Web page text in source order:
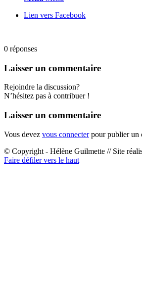
Lien vers Facebook
0 réponses
Laisser un commentaire
Rejoindre la discussion?
N’hésitez pas à contribuer !
Laisser un commentaire
Vous devez vous connecterpour publier un
© Copyright - Hélène Guilmette // Site
Faire défiler vers le haut